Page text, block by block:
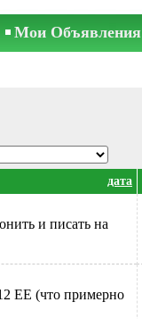
Мои Объявления
дата
и писать на
EE (что примерно